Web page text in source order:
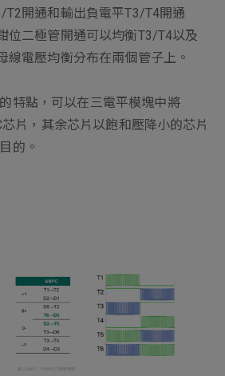
T2開通和輸出負電平T3/T4開通
位二極管開通可以均衡T3/T4以及
線電壓均衡分布在兩個管子上。
特點，可以在三電平模塊中將
片，其余芯片以飽和壓降小的芯片
的。